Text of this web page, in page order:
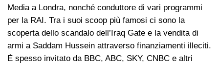
Media a Londra, nonché conduttore di vari programmi
per la RAI. Tra i suoi scoop più famosi ci sono la
scoperta dello scandalo dell’Iraq Gate e la vendita di
armi a Saddam Hussein attraverso finanziamenti illeciti.
È spesso invitato da BBC, ABC, SKY, CNBC e altri